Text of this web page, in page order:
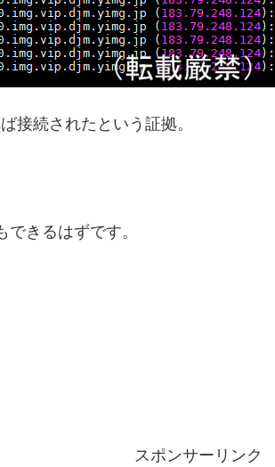
接続されたという証拠。
きるはずです。
スポンサーリンク